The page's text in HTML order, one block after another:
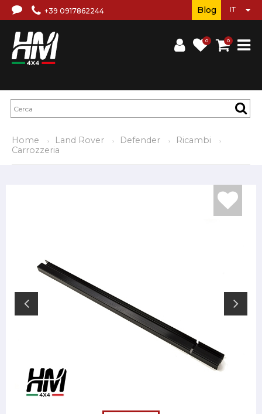
+39 0917862244
0 0
Blog
Home Land Rover Defender
Ricambi
Carrozzeria